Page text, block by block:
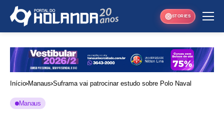
STORIES
Início Manaus Suframa vai patrocinar estudo sobre Polo Naval
Manaus